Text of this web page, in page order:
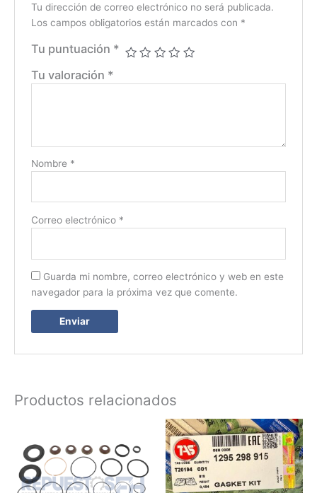
Tu dirección de correo electrónico no será publicada.
Los campos obligatorios están marcados con *
Tu puntuación *
Tu valoración *
Nombre *
Correo electrónico *
Guarda mi nombre, correo electrónico y web en este
navegador para la próxima vez que comente.
Productos relacionados